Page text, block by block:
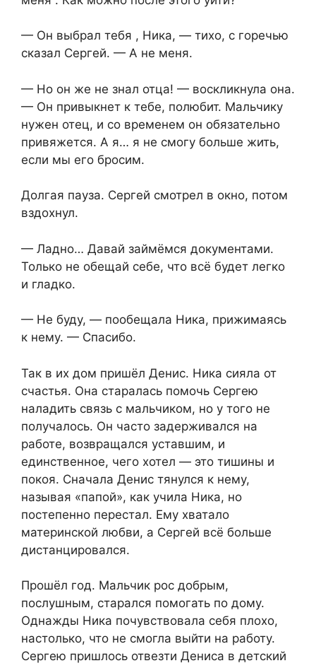
— Он выбрал тебя , Ника, — тихо, с горечью
сказал Сергей. — А не меня.
— Но он же не знал отца! — воскликнула она.
— Он привыкнет к тебе, полюбит. Мальчику
нужен отец, и со временем он обязательно
привяжется. А я… я не смогу больше жить,
если мы его бросим.
Долгая пауза. Сергей смотрел в окно, потом
вздохнул.
— Ладно… Давай займёмся документами.
Только не обещай себе, что всё будет легко
и гладко.
— Не буду, — пообещала Ника, прижимаясь
к нему. — Спасибо.
Так в их дом пришёл Денис. Ника сияла от
счастья. Она старалась помочь Сергею
наладить связь с мальчиком, но у того не
получалось. Он часто задерживался на
работе, возвращался уставшим, и
единственное, чего хотел — это тишины и
покоя. Сначала Денис тянулся к нему,
называя «папой», как учила Ника, но
постепенно перестал. Ему хватало
материнской любви, а Сергей всё больше
дистанцировался.
Прошёл год. Мальчик рос добрым,
послушным, старался помогать по дому.
Однажды Ника почувствовала себя плохо,
настолько, что не смогла выйти на работу.
Сергею пришлось отвезти Дениса в детский